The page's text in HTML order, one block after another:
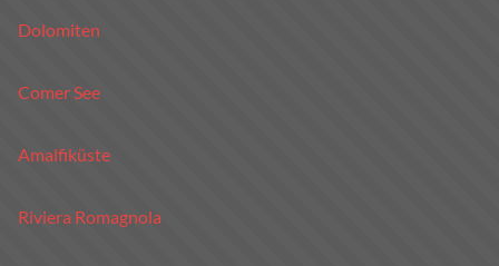
Dolomiten
Comer See
Amalfiküste
Riviera Romagnola